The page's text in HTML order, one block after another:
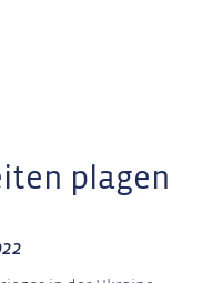
plagen